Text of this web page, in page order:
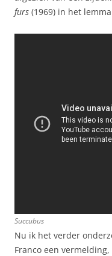
furs (1969) in het
Succubus
Nu ik het verder
Franco een